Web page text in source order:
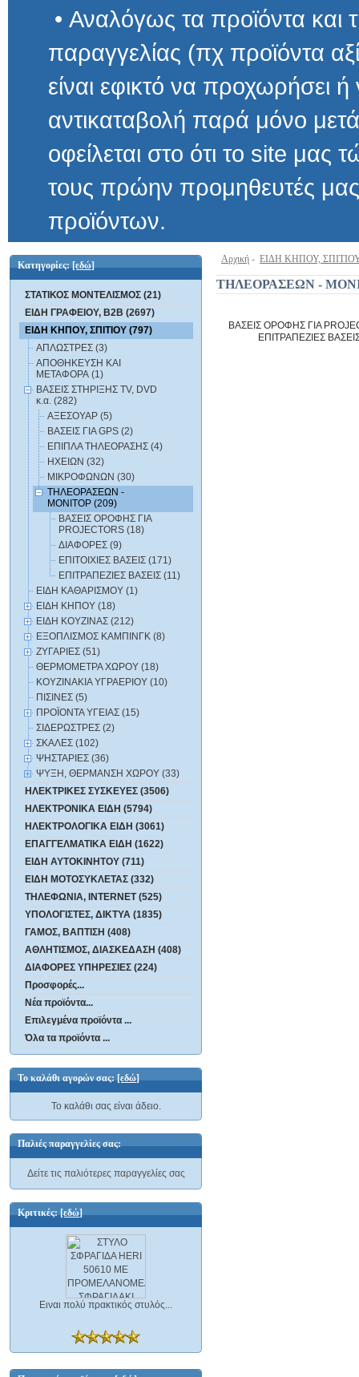
• Αναλόγως τα προϊόντα και
παραγγελίας (πχ προϊόντα αξίας
είναι εφικτό να προχωρήσει ή να
αντικαταβολή παρά μόνο μετά
οφείλεται στο ότι το site μας τώρα
τους πρώην προμηθευτές μας
προϊόντων.
Κατηγορίες:[εδώ]
ΣΤΑΤΙΚΟΣ ΜΟΝΤΕΛΙΣΜΟΣ (21)
ΕΙΔΗ ΓΡΑΦΕΙΟΥ, B2B (2697)
ΕΙΔΗ ΚΗΠΟΥ, ΣΠΙΤΙΟΥ (797)
ΑΠΛΩΣΤΡΕΣ (3)
ΑΠΟΘΗΚΕΥΣΗ ΚΑΙ
ΜΕΤΑΦΟΡΑ (1)
ΒΑΣΕΙΣ ΣΤΗΡΙΞΗΣ TV, DVD
κ.α. (282)
ΑΞΕΣΟΥΑΡ (5)
ΒΑΣΕΙΣ ΓΙΑ GPS (2)
ΕΠΙΠΛΑ ΤΗΛΕΟΡΑΣΗΣ (4)
ΗΧΕΙΩΝ (32)
ΜΙΚΡΟΦΩΝΩΝ (30)
ΤΗΛΕΟΡΑΣΕΩΝ -
ΜΟΝΙΤΟΡ (209)
ΒΑΣΕΙΣ ΟΡΟΦΗΣ ΓΙΑ
PROJECTORS (18)
ΔΙΑΦΟΡΕΣ (9)
ΕΠΙΤΟΙΧΙΕΣ ΒΑΣΕΙΣ (171)
ΕΠΙΤΡΑΠΕΖΙΕΣ ΒΑΣΕΙΣ (11)
ΕΙΔΗ ΚΑΘΑΡΙΣΜΟΥ (1)
ΕΙΔΗ ΚΗΠΟΥ (18)
ΕΙΔΗ ΚΟΥΖΙΝΑΣ (212)
ΕΞΟΠΛΙΣΜΟΣ ΚΑΜΠΙΝΓΚ (8)
ΖΥΓΑΡΙΕΣ (51)
ΘΕΡΜΟΜΕΤΡΑ ΧΩΡΟΥ (18)
ΚΟΥΖΙΝΑΚΙΑ ΥΓΡΑΕΡΙΟΥ (10)
ΠΙΣΙΝΕΣ (5)
ΠΡΟΪΟΝΤΑ ΥΓΕΙΑΣ (15)
ΣΙΔΕΡΩΣΤΡΕΣ (2)
ΣΚΑΛΕΣ (102)
ΨΗΣΤΑΡΙΕΣ (36)
ΨΥΞΗ, ΘΕΡΜΑΝΣΗ ΧΩΡΟΥ (33)
ΗΛΕΚΤΡΙΚΕΣ ΣΥΣΚΕΥΕΣ (3506)
ΗΛΕΚΤΡΟΝΙΚΑ ΕΙΔΗ (5794)
ΗΛΕΚΤΡΟΛΟΓΙΚΑ ΕΙΔΗ (3061)
ΕΠΑΓΓΕΛΜΑΤΙΚΑ ΕΙΔΗ (1622)
ΕΙΔΗ ΑΥΤΟΚΙΝΗΤΟΥ (711)
ΕΙΔΗ ΜΟΤΟΣΥΚΛΕΤΑΣ (332)
ΤΗΛΕΦΩΝΙΑ, INTERNET (525)
ΥΠΟΛΟΓΙΣΤΕΣ, ΔΙΚΤΥΑ (1835)
ΓΑΜΟΣ, ΒΑΠΤΙΣΗ (408)
ΑΘΛΗΤΙΣΜΟΣ, ΔΙΑΣΚΕΔΑΣΗ (408)
ΔΙΑΦΟΡΕΣ ΥΠΗΡΕΣΙΕΣ (224)
Προσφορές...
Νέα προϊόντα...
Επιλεγμένα προϊόντα ...
Όλα τα προϊόντα ...
Το καλάθι αγορών σας:[εδώ]
Το καλάθι σας είναι άδειο.
Παλιές παραγγελίες σας:
Δείτε τις παλιότερες παραγγελίες σας
Κριτικές:[εδώ]
Ειναι πολύ πρακτικός στυλός...
Αρχική - ΕΙΔΗ ΚΗΠΟΥ,
ΤΗΛΕΟΡΑΣΕΩΝ -
ΒΑΣΕΙΣ ΟΡΟΦΗΣ ΓΙΑ
ΕΠΙΤΡΑΠΕΖΙΕΣ